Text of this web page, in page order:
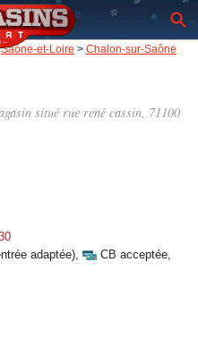
Saône-et-Loire > Chalon-sur-Saône
situé rue rené cassin, 71100
adaptée), CB acceptée,